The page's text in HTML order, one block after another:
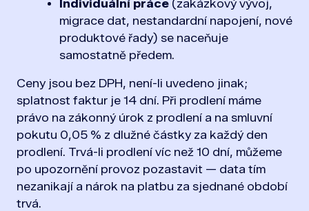
Individuální práce (zakázkový vývoj,
migrace dat, nestandardní napojení, nové
produktové řady) se naceňuje
samostatně předem.
Ceny jsou bez DPH, není-li uvedeno jinak;
splatnost faktur je 14 dní. Při prodlení máme
právo na zákonný úrok z prodlení a na smluvní
pokutu 0,05 % z dlužné částky za každý den
prodlení. Trvá-li prodlení víc než 10 dní, můžeme
po upozornění provoz pozastavit — data tím
nezanikají a nárok na platbu za sjednané období
trvá.